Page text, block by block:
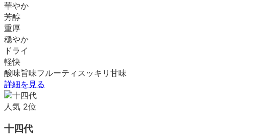
華やか
芳醇
重厚
穏やか
ドライ
軽快
酸味旨味フルーティ スッキリ 甘味
詳細を見る
人気 2位
十四代